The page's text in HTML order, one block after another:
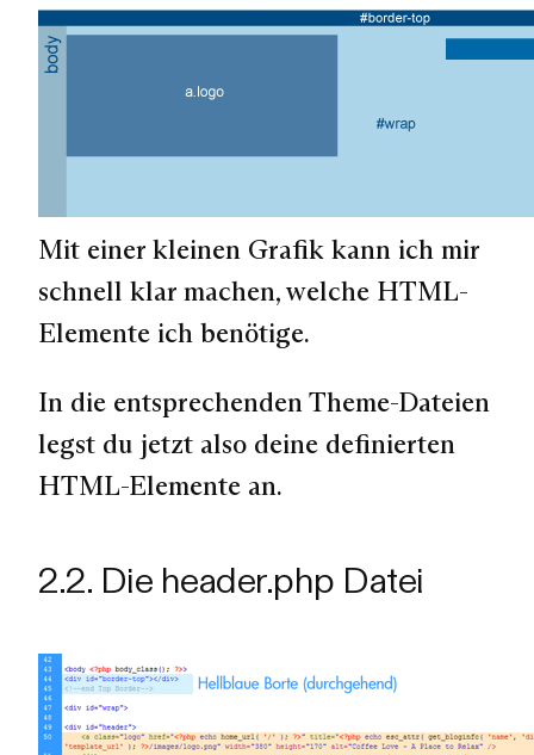
Mit einer kleinen Grafik kann ich mir
schnell klar machen, welche HTML-
Elemente ich benötige.
In die entsprechenden Theme-Dateien
legst du jetzt also deine definierten
HTML-Elemente an.
2.2. Die header.php Datei